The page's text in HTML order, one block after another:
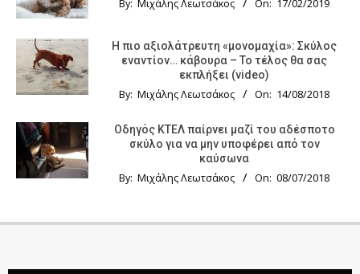
By: Μιχάλης Λεωτσάκος On: 17/02/2019
Η πιο αξιολάτρευτη «μονομαχία»: Σκύλος
εναντίον… κάβουρα – Το τέλος θα σας
εκπλήξει (video)
By: Μιχάλης Λεωτσάκος On: 14/08/2018
Οδηγός KTΕΛ παίρνει μαζί του αδέσποτο
σκύλο για να μην υποφέρει από τον
καύσωνα
By: Μιχάλης Λεωτσάκος On: 08/07/2018